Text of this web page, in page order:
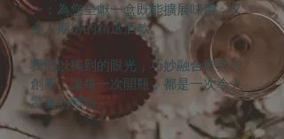
一：為您呈獻一盒既能擴展味蕾，又
令人期待的精選酒款。
我們以獨到的眼光，巧妙融合經典與
創新，讓每一次開瓶，都是一次令人
驚喜的體驗。